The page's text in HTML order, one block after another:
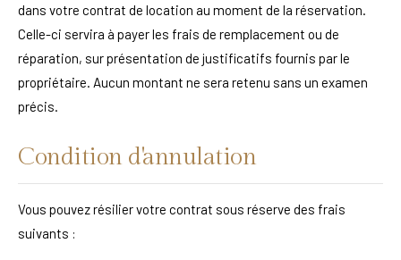
dans votre contrat de location au moment de la réservation.
Celle-ci servira à payer les frais de remplacement ou de
réparation, sur présentation de justificatifs fournis par le
propriétaire. Aucun montant ne sera retenu sans un examen
précis.
Condition d'annulation
Vous pouvez résilier votre contrat sous réserve des frais
suivants :